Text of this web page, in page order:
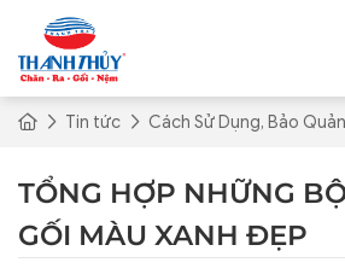
Tin tức Cách Sử Dụng, Bảo Quản
TỔNG HỢP NHỮNG
GỐI MÀU XANH ĐẸP